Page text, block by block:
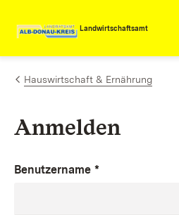
Zum Inhalt springen
Landwirtschaftsamt
Hauswirtschaft & Ernährung
Anmelden
Benutzername *